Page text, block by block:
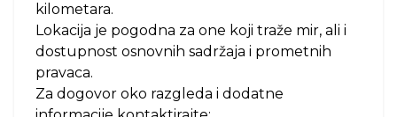
kilometara.
Lokacija je pogodna za one koji traže mir, ali i
dostupnost osnovnih sadržaja i prometnih
pravaca.
Za dogovor oko razgleda i dodatne